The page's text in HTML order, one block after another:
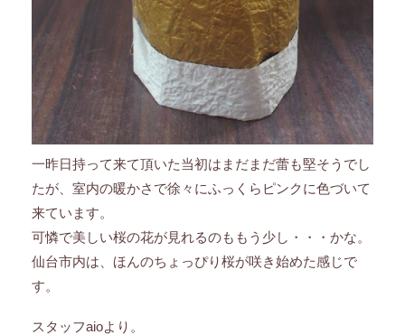
一昨日持って来て頂いた当初はまだまだ蕾も堅そうでし
たが、室内の暖かさで徐々にふっくらピンクに色づいて
来ています。
可憐で美しい桜の花が見れるのももう少し・・・かな。
仙台市内は、ほんのちょっぴり桜が咲き始めた感じで
す。
スタッフaioより。